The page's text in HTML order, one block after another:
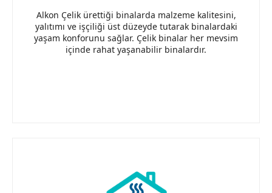
Alkon Çelik ürettiği binalarda malzeme kalitesini,
yalıtımı ve işçiliği üst düzeyde tutarak binalardaki
yaşam konforunu sağlar. Çelik binalar her mevsim
içinde rahat yaşanabilir binalardır.